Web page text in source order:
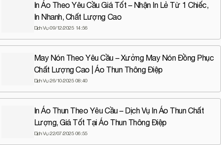
In Áo Theo Yêu Cầu Giá Tốt – Nhận In Lẻ Từ 1 Chiếc,
In Nhanh, Chất Lượng Cao
Dịch Vụ 09/12/2025 14:56
May Nón Theo Yêu Cầu – Xưởng May Nón Đồng Phục
Chất Lượng Cao | Áo Thun Thông Điệp
Dịch Vụ 26/10/2025 08:40
In Áo Thun Theo Yêu Cầu – Dịch Vụ In Áo Thun Chất
Lượng, Giá Tốt Tại Áo Thun Thông Điệp
Dịch Vụ 22/07/2025 06:55